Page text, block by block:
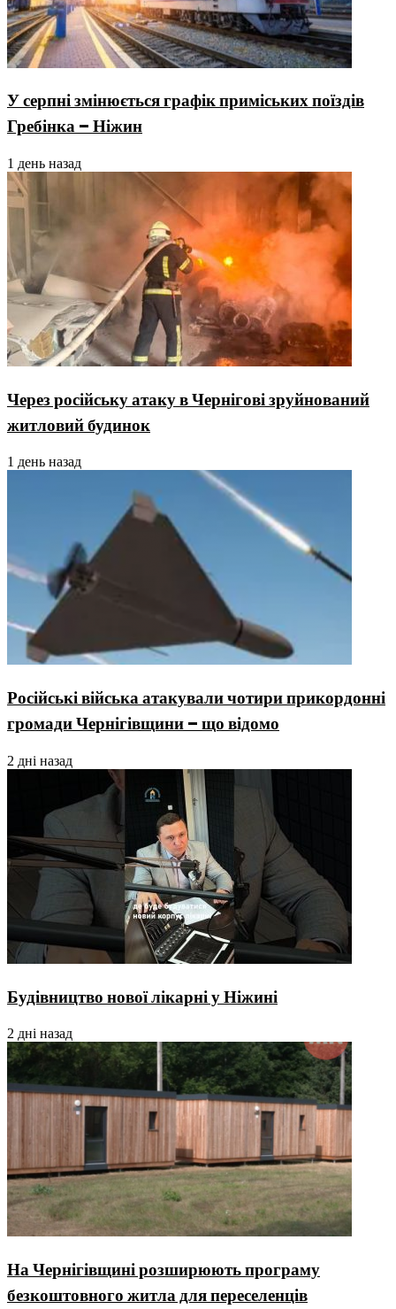
У серпні змінюється графік приміських поїздів
Гребінка – Ніжин
1 день назад
Через російську атаку в Чернігові зруйнований
житловий будинок
1 день назад
Російські війська атакували чотири прикордонні
громади Чернігівщини – що відомо
2 дні назад
Будівництво нової лікарні у Ніжині
2 дні назад
На Чернігівщині розширюють програму
безкоштовного житла для переселенців